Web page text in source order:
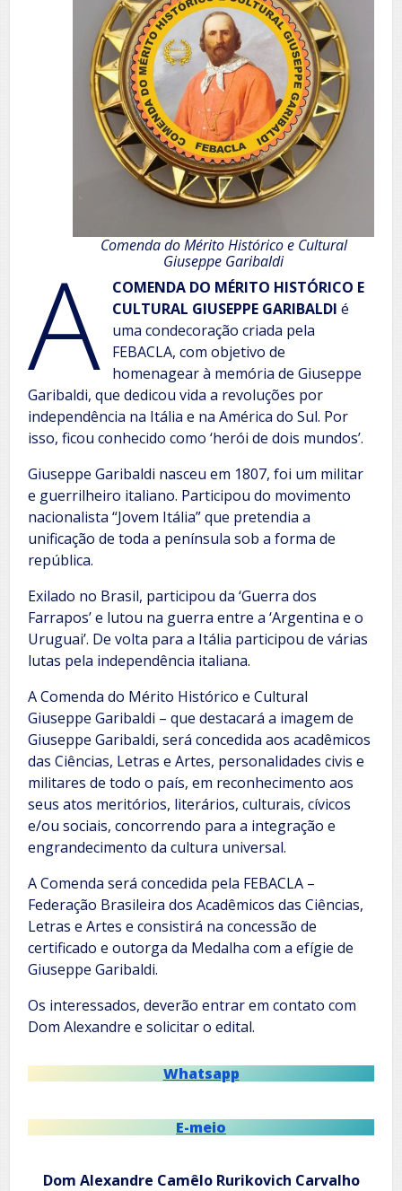
Comenda do Mérito Histórico e Cultural
Giuseppe Garibaldi
A
COMENDA DO MÉRITO HISTÓRICO E
CULTURAL GIUSEPPE GARIBALDI é
uma condecoração criada pela
FEBACLA, com objetivo de
homenagear à memória de Giuseppe
Garibaldi, que dedicou vida a revoluções por
independência na Itália e na América do Sul. Por
isso, ficou conhecido como ‘herói de dois mundos’.
Giuseppe Garibaldi nasceu em 1807, foi um militar
e guerrilheiro italiano. Participou do movimento
nacionalista “Jovem Itália” que pretendia a
unificação de toda a península sob a forma de
república.
Exilado no Brasil, participou da ‘Guerra dos
Farrapos’ e lutou na guerra entre a ‘Argentina e o
Uruguai’. De volta para a Itália participou de várias
lutas pela independência italiana.
A Comenda do Mérito Histórico e Cultural
Giuseppe Garibaldi – que destacará a imagem de
Giuseppe Garibaldi, será concedida aos acadêmicos
das Ciências, Letras e Artes, personalidades civis e
militares de todo o país, em reconhecimento aos
seus atos meritórios, literários, culturais, cívicos
e/ou sociais, concorrendo para a integração e
engrandecimento da cultura universal.
A Comenda será concedida pela FEBACLA –
Federação Brasileira dos Acadêmicos das Ciências,
Letras e Artes e consistirá na concessão de
certificado e outorga da Medalha com a efígie de
Giuseppe Garibaldi.
Os interessados, deverão entrar em contato com
Dom Alexandre e solicitar o edital.
Whatsapp
E-meio
Dom Alexandre Camêlo Rurikovich Carvalho